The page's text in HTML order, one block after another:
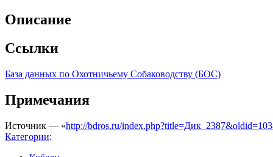
Описание
Ссылки
База данных по Охотничьему Собаководству (БОС)
Примечания
Источник — «http://bdros.ru/
Категории: